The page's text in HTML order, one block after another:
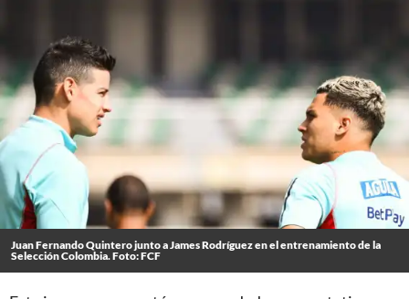
Juan Fernando Quintero junto a James Rodríguez en el entrenamiento de la
Selección Colombia. Foto: FCF